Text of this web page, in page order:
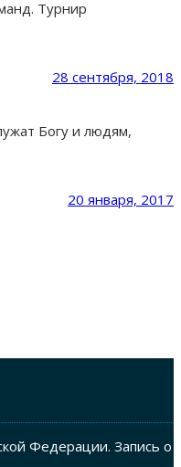
Турнир
28 сентября, 2018
Богу и людям,
20 января, 2017
Федерации. Запись о